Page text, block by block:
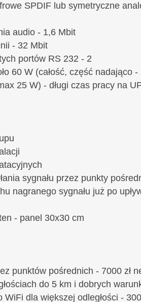
SPDIF lub symetryczne
audio - 1,6 Mbit
- 32 Mbit
portów RS 232 - 2
60 W (całość, część nadająco
25 W) - długi czas pracy na
sygnału przez punkty
nagranego sygnału już po
- panel 30x30 cm
punktów pośrednich - 7000 zł
do 5 km i dobrych
WiFi dla większej odległości -